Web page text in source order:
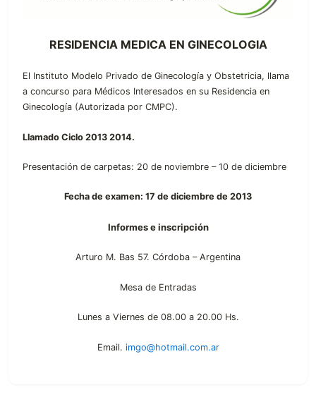
RESIDENCIA MEDICA EN GINECOLOGIA
El Instituto Modelo Privado de Ginecología y Obstetricia, llama
a concurso para Médicos Interesados en su Residencia en
Ginecología (Autorizada por CMPC).
Llamado Ciclo 2013 2014.
Presentación de carpetas: 20 de noviembre – 10 de diciembre
Fecha de examen: 17 de diciembre de 2013
Informes e inscripción
Arturo M. Bas 57. Córdoba – Argentina
Mesa de Entradas
Lunes a Viernes de 08.00 a 20.00 Hs.
Email. imgo@hotmail.com.ar